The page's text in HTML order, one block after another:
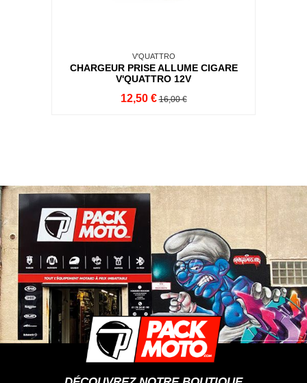
V'QUATTRO
CHARGEUR PRISE ALLUME CIGARE
V'QUATTRO 12V
12,50 € 16,00 €